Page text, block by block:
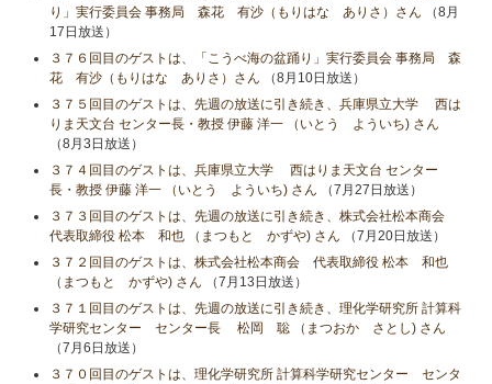
り」実行委員会 事務局 森花 有沙（もりはな ありさ）さん （8月
17日放送）
３７６回目のゲストは、「こうべ海の盆踊り」実行委員会 事務局 森
花 有沙（もりはな ありさ）さん （8月10日放送）
３７５回目のゲストは、先週の放送に引き続き、兵庫県立大学 西は
りま天文台 センター長・教授 伊藤 洋一 （いとう よういち) さん
（8月3日放送）
３７４回目のゲストは、兵庫県立大学 西はりま天文台 センター
長・教授 伊藤 洋一 （いとう よういち) さん （7月27日放送）
３７３回目のゲストは、先週の放送に引き続き、株式会社松本商会
代表取締役 松本 和也 （まつもと かずや) さん （7月20日放送）
３７２回目のゲストは、株式会社松本商会 代表取締役 松本 和也
（まつもと かずや) さん （7月13日放送）
３７１回目のゲストは、先週の放送に引き続き、理化学研究所 計算科
学研究センター センター長 松岡 聡 （まつおか さとし) さん
（7月6日放送）
３７０回目のゲストは、理化学研究所 計算科学研究センター センタ